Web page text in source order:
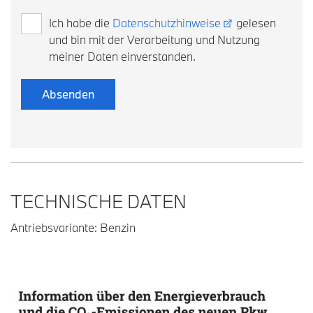
Ich habe die Datenschutzhinweise
gelesen
und bin mit der Verarbeitung und Nutzung
meiner Daten einverstanden.
TECHNISCHE DATEN
Antriebsvariante: Benzin